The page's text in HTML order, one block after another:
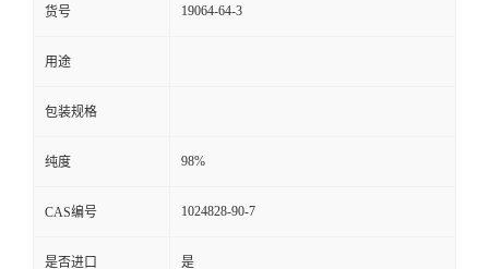
货号 19064-64-3
用途
包装规格
纯度 98%
CAS编号 1024828-90-7
是否进口 是